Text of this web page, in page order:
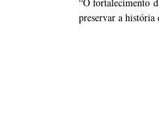
preservar a história